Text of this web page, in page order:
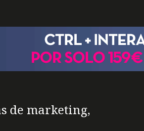
de marketing,